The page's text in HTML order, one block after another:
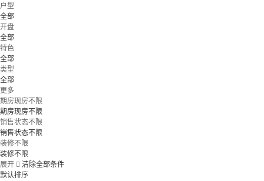
户型
全部
开盘
全部
特色
全部
类型
全部
更多
期房现房不限
期房现房不限
销售状态不限
销售状态不限
装修不限
装修不限
展开  清除全部条件
默认排序